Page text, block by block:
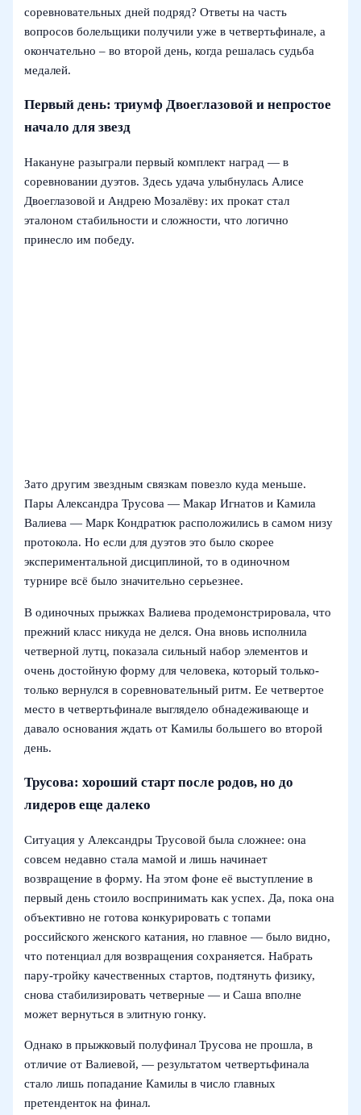
соревновательных дней подряд? Ответы на часть
вопросов болельщики получили уже в четвертьфинале, а
окончательно – во второй день, когда решалась судьба
медалей.
Первый день: триумф Двоеглазовой и непростое
начало для звезд
Накануне разыграли первый комплект наград — в
соревновании дуэтов. Здесь удача улыбнулась Алисе
Двоеглазовой и Андрею Мозалёву: их прокат стал
эталоном стабильности и сложности, что логично
принесло им победу.
Зато другим звездным связкам повезло куда меньше.
Пары Александра Трусова — Макар Игнатов и Камила
Валиева — Марк Кондратюк расположились в самом низу
протокола. Но если для дуэтов это было скорее
экспериментальной дисциплиной, то в одиночном
турнире всё было значительно серьезнее.
В одиночных прыжках Валиева продемонстрировала, что
прежний класс никуда не делся. Она вновь исполнила
четверной лутц, показала сильный набор элементов и
очень достойную форму для человека, который только-
только вернулся в соревновательный ритм. Ее четвертое
место в четвертьфинале выглядело обнадеживающе и
давало основания ждать от Камилы большего во второй
день.
Трусова: хороший старт после родов, но до
лидеров еще далеко
Ситуация у Александры Трусовой была сложнее: она
совсем недавно стала мамой и лишь начинает
возвращение в форму. На этом фоне её выступление в
первый день стоило воспринимать как успех. Да, пока она
объективно не готова конкурировать с топами
российского женского катания, но главное — было видно,
что потенциал для возвращения сохраняется. Набрать
пару-тройку качественных стартов, подтянуть физику,
снова стабилизировать четверные — и Саша вполне
может вернуться в элитную гонку.
Однако в прыжковый полуфинал Трусова не прошла, в
отличие от Валиевой, — результатом четвертьфинала
стало лишь попадание Камилы в число главных
претенденток на финал.